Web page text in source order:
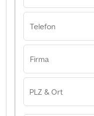
Telefon
Firma
PLZ & Ort